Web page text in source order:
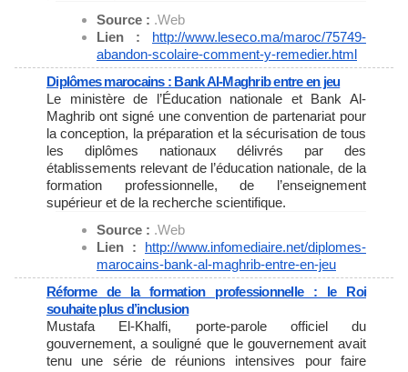
Source : .Web
Lien : http://www.leseco.ma/maroc/75749-
abandon-scolaire-comment-y-remedier.html
Diplômes marocains : Bank Al-Maghrib entre en jeu
Le ministère de l’Éducation nationale et Bank Al-
Maghrib ont signé une convention de partenariat pour
la conception, la préparation et la sécurisation de tous
les diplômes nationaux délivrés par des
établissements relevant de l’éducation nationale, de la
formation professionnelle, de l’enseignement
supérieur et de la recherche scientifique.
Source : .Web
Lien : http://www.infomediaire.net/diplomes-
marocains-bank-al-maghrib-entre-en-jeu
Réforme de la formation professionnelle : le Roi
souhaite plus d’inclusion
Mustafa El-Khalfi, porte-parole officiel du
gouvernement, a souligné que le gouvernement avait
tenu une série de réunions intensives pour faire